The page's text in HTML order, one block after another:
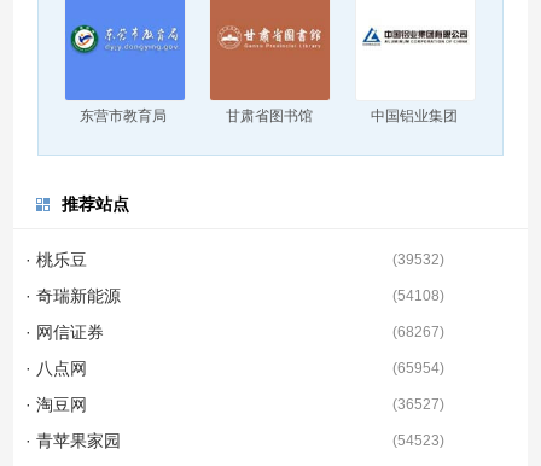
东营市教育局 甘肃省图书馆 中国铝业集团
推荐站点
· 桃乐豆 (39532)
· 奇瑞新能源 (54108)
· 网信证券 (68267)
· 八点网 (65954)
· 淘豆网 (36527)
· 青苹果家园 (54523)